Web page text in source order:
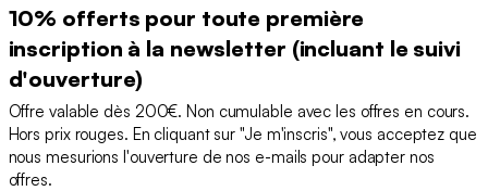
10% offerts pour toute première
inscription à la newsletter (incluant le suivi
d'ouverture)
Offre valable dès 200€. Non cumulable avec les offres en cours.
Hors prix rouges. En cliquant sur "Je m'inscris", vous acceptez que
nous mesurions l'ouverture de nos e-mails pour adapter nos
offres.